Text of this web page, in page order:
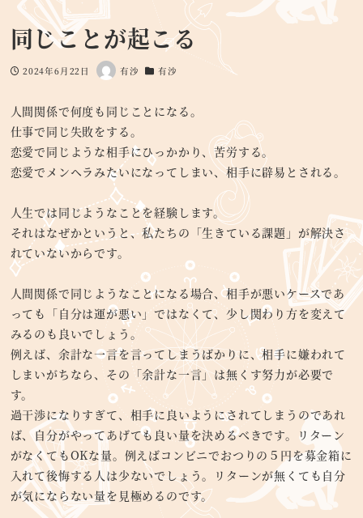
同じことが起こる
投稿日
2024年6月22日
著
有沙
カテゴリー
有沙
人間関係で何度も同じことになる。
仕事で同じ失敗をする。
恋愛で同じような相手にひっかかり、苦労する。
恋愛でメンヘラみたいになってしまい、相手に辟易とされる。
人生では同じようなことを経験します。
それはなぜかというと、私たちの「生きている課題」が解決さ
れていないからです。
人間関係で同じようなことになる場合、相手が悪いケースであ
っても「自分は運が悪い」ではなくて、少し関わり方を変えて
みるのも良いでしょう。
例えば、余計な一言を言ってしまうばかりに、相手に嫌われて
しまいがちなら、その「余計な一言」は無くす努力が必要で
す。
過干渉になりすぎて、相手に良いようにされてしまうのであれ
ば、自分がやってあげても良い量を決めるべきです。リターン
がなくてもOKな量。例えばコンビニでおつりの５円を募金箱に
入れて後悔する人は少ないでしょう。リターンが無くても自分
が気にならない量を見極めるのです。